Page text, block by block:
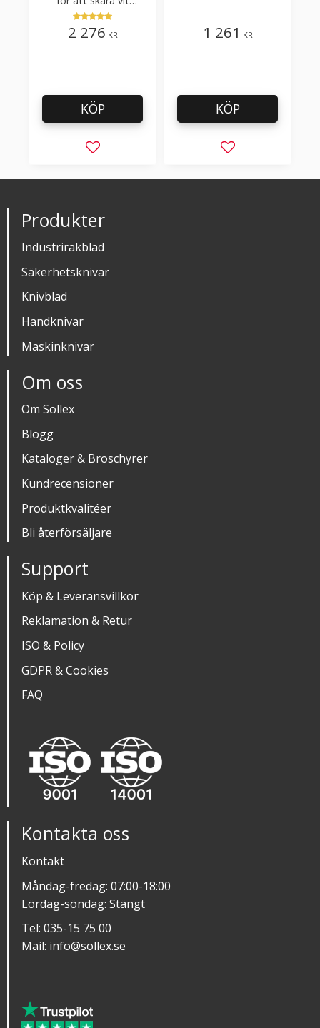
plastfilm med tillsatser
2 276 KR
Lägg till i favoriter
KÖP
1 261 KR
Lägg till i
KÖP
Produkter
Industrirakblad
Säkerhetsknivar
Knivblad
Handknivar
Maskinknivar
Om oss
Om Sollex
Blogg
Kataloger & Broschyrer
Kundrecensioner
Produktkvalitéer
Bli återförsäljare
Support
Köp & Leveransvillkor
Reklamation & Retur
ISO & Policy
GDPR & Cookies
FAQ
Kontakta oss
Kontakt
Måndag-fredag: 07:00-18:00
Lördag-söndag: Stängt
Tel: 035-15 75 00
Mail: info@sollex.se